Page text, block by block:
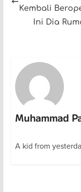
Kembali
Ini Dia
Muhammad
A kid from